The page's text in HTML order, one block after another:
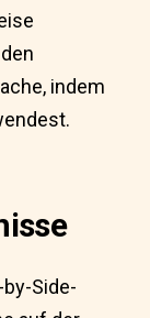
indem
Side-